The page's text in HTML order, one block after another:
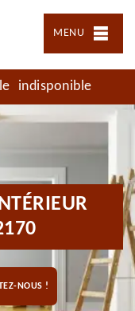
MENU
indisponible
NOUS !